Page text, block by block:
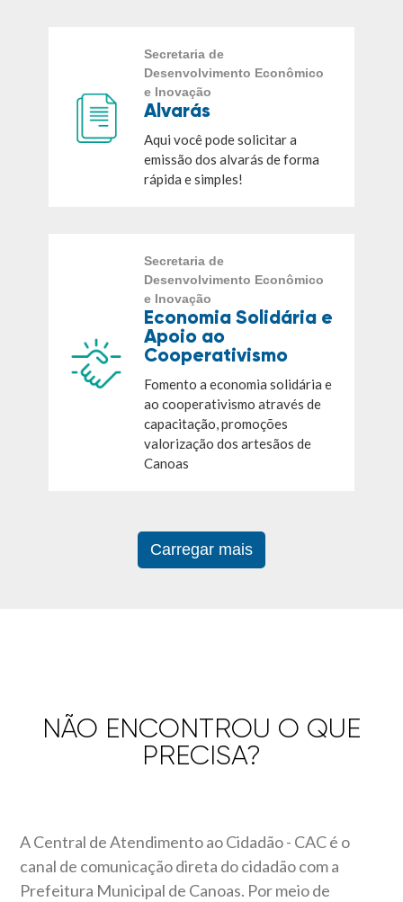
Secretaria de
Desenvolvimento Econômico
e Inovação
Alvarás
Aqui você pode solicitar a
emissão dos alvarás de forma
rápida e simples!
Secretaria de
Desenvolvimento Econômico
e Inovação
Economia Solidária e
Apoio ao
Cooperativismo
Fomento a economia solidária e
ao cooperativismo através de
capacitação, promoções
valorização dos artesãos de
Canoas
Carregar mais
NÃO ENCONTROU O QUE
PRECISA?
A Central de Atendimento ao Cidadão - CAC é o
canal de comunicação direta do cidadão com a
Prefeitura Municipal de Canoas. Por meio de